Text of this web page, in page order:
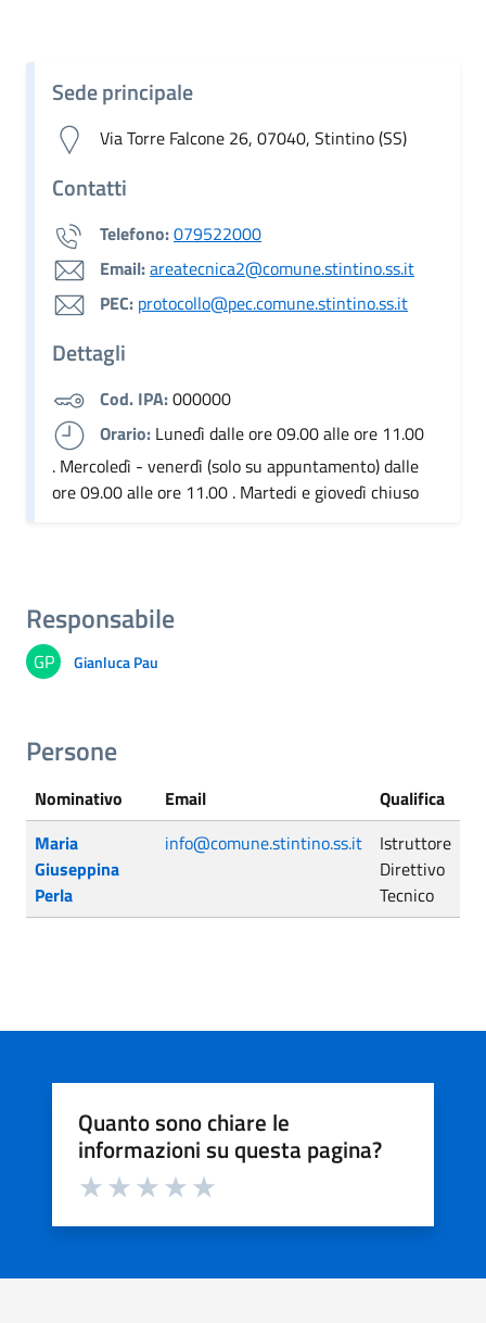
Sede principale
Via Torre Falcone 26, 07040, Stintino (SS)
Contatti
Telefono:079522000
Email:areatecnica2@comune.stintino.ss.it
PEC: protocollo@pec.comune.stintino.ss.it
Dettagli
Cod. IPA:000000
Orario: Lunedì dalle ore 09.00 alle ore 11.00
. Mercoledì - venerdì (solo su appuntamento) dalle
ore 09.00 alle ore 11.00 . Martedi e giovedì chiuso
Responsabile
GP Gianluca Pau
Persone
Nominativo Email
Qualifica
Maria
Giuseppina
Perla
info@comune.stintino.ss.it
Istruttore
Direttivo
Tecnico
Quanto sono chiare le
informazioni su questa pagina?
Valuta da 1 a 5 stelle la pagina